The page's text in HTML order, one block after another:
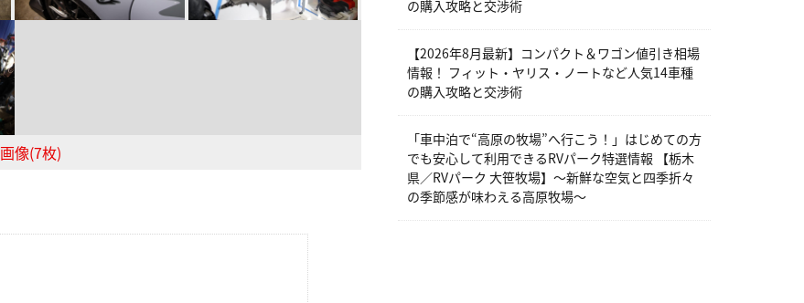
画像(7枚)
の購入攻略と交渉術
【2026年8月最新】コンパクト＆ワゴン値引き相場
情報！ フィット・ヤリス・ノートなど人気14車種
の購入攻略と交渉術
「車中泊で“高原の牧場”へ行こう！」はじめての方
でも安心して利用できるRVパーク特選情報 【栃木
県／RVパーク 大笹牧場】～新鮮な空気と四季折々
の季節感が味わえる高原牧場～